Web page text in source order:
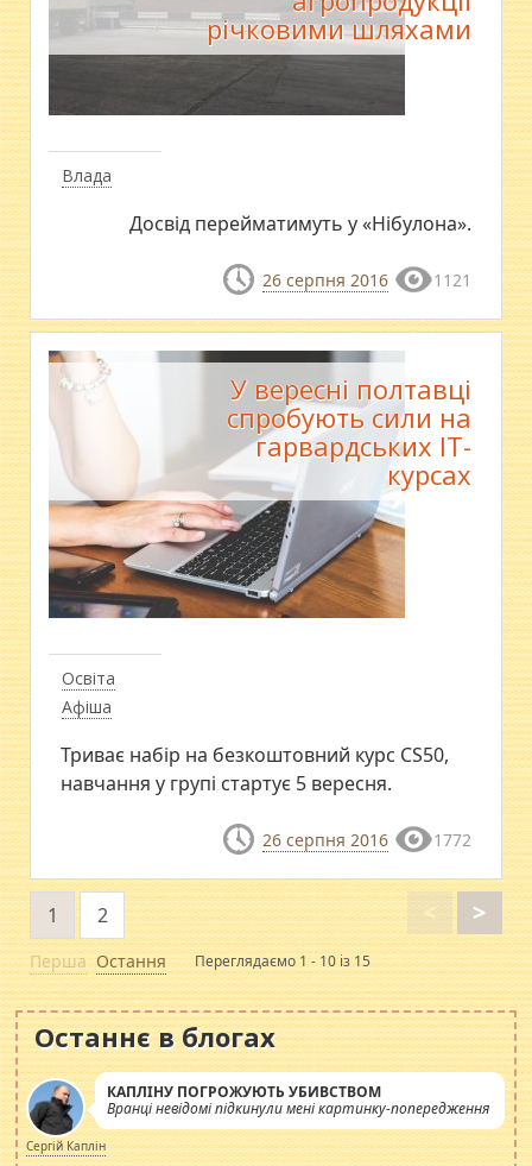
Влада
річковими шляхами
Досвід перейматимуть у «Нібулона».
26 серпня 2016 1121
Освіта
Афіша
У вересні полтавці
спробують сили на
гарвардських ІТ-
курсах
Триває набір на безкоштовний курс CS50,
навчання у групі стартує 5 вересня.
26 серпня 2016 1772
Перша
<
1 2 >
Остання Переглядаємо 1 - 10 із 15
Останнє в блогах
КАПЛІНУ ПОГРОЖУЮТЬ УБИВСТВОМ
Вранці невідомі підкинули мені картинку-попередження
Сергій Каплін